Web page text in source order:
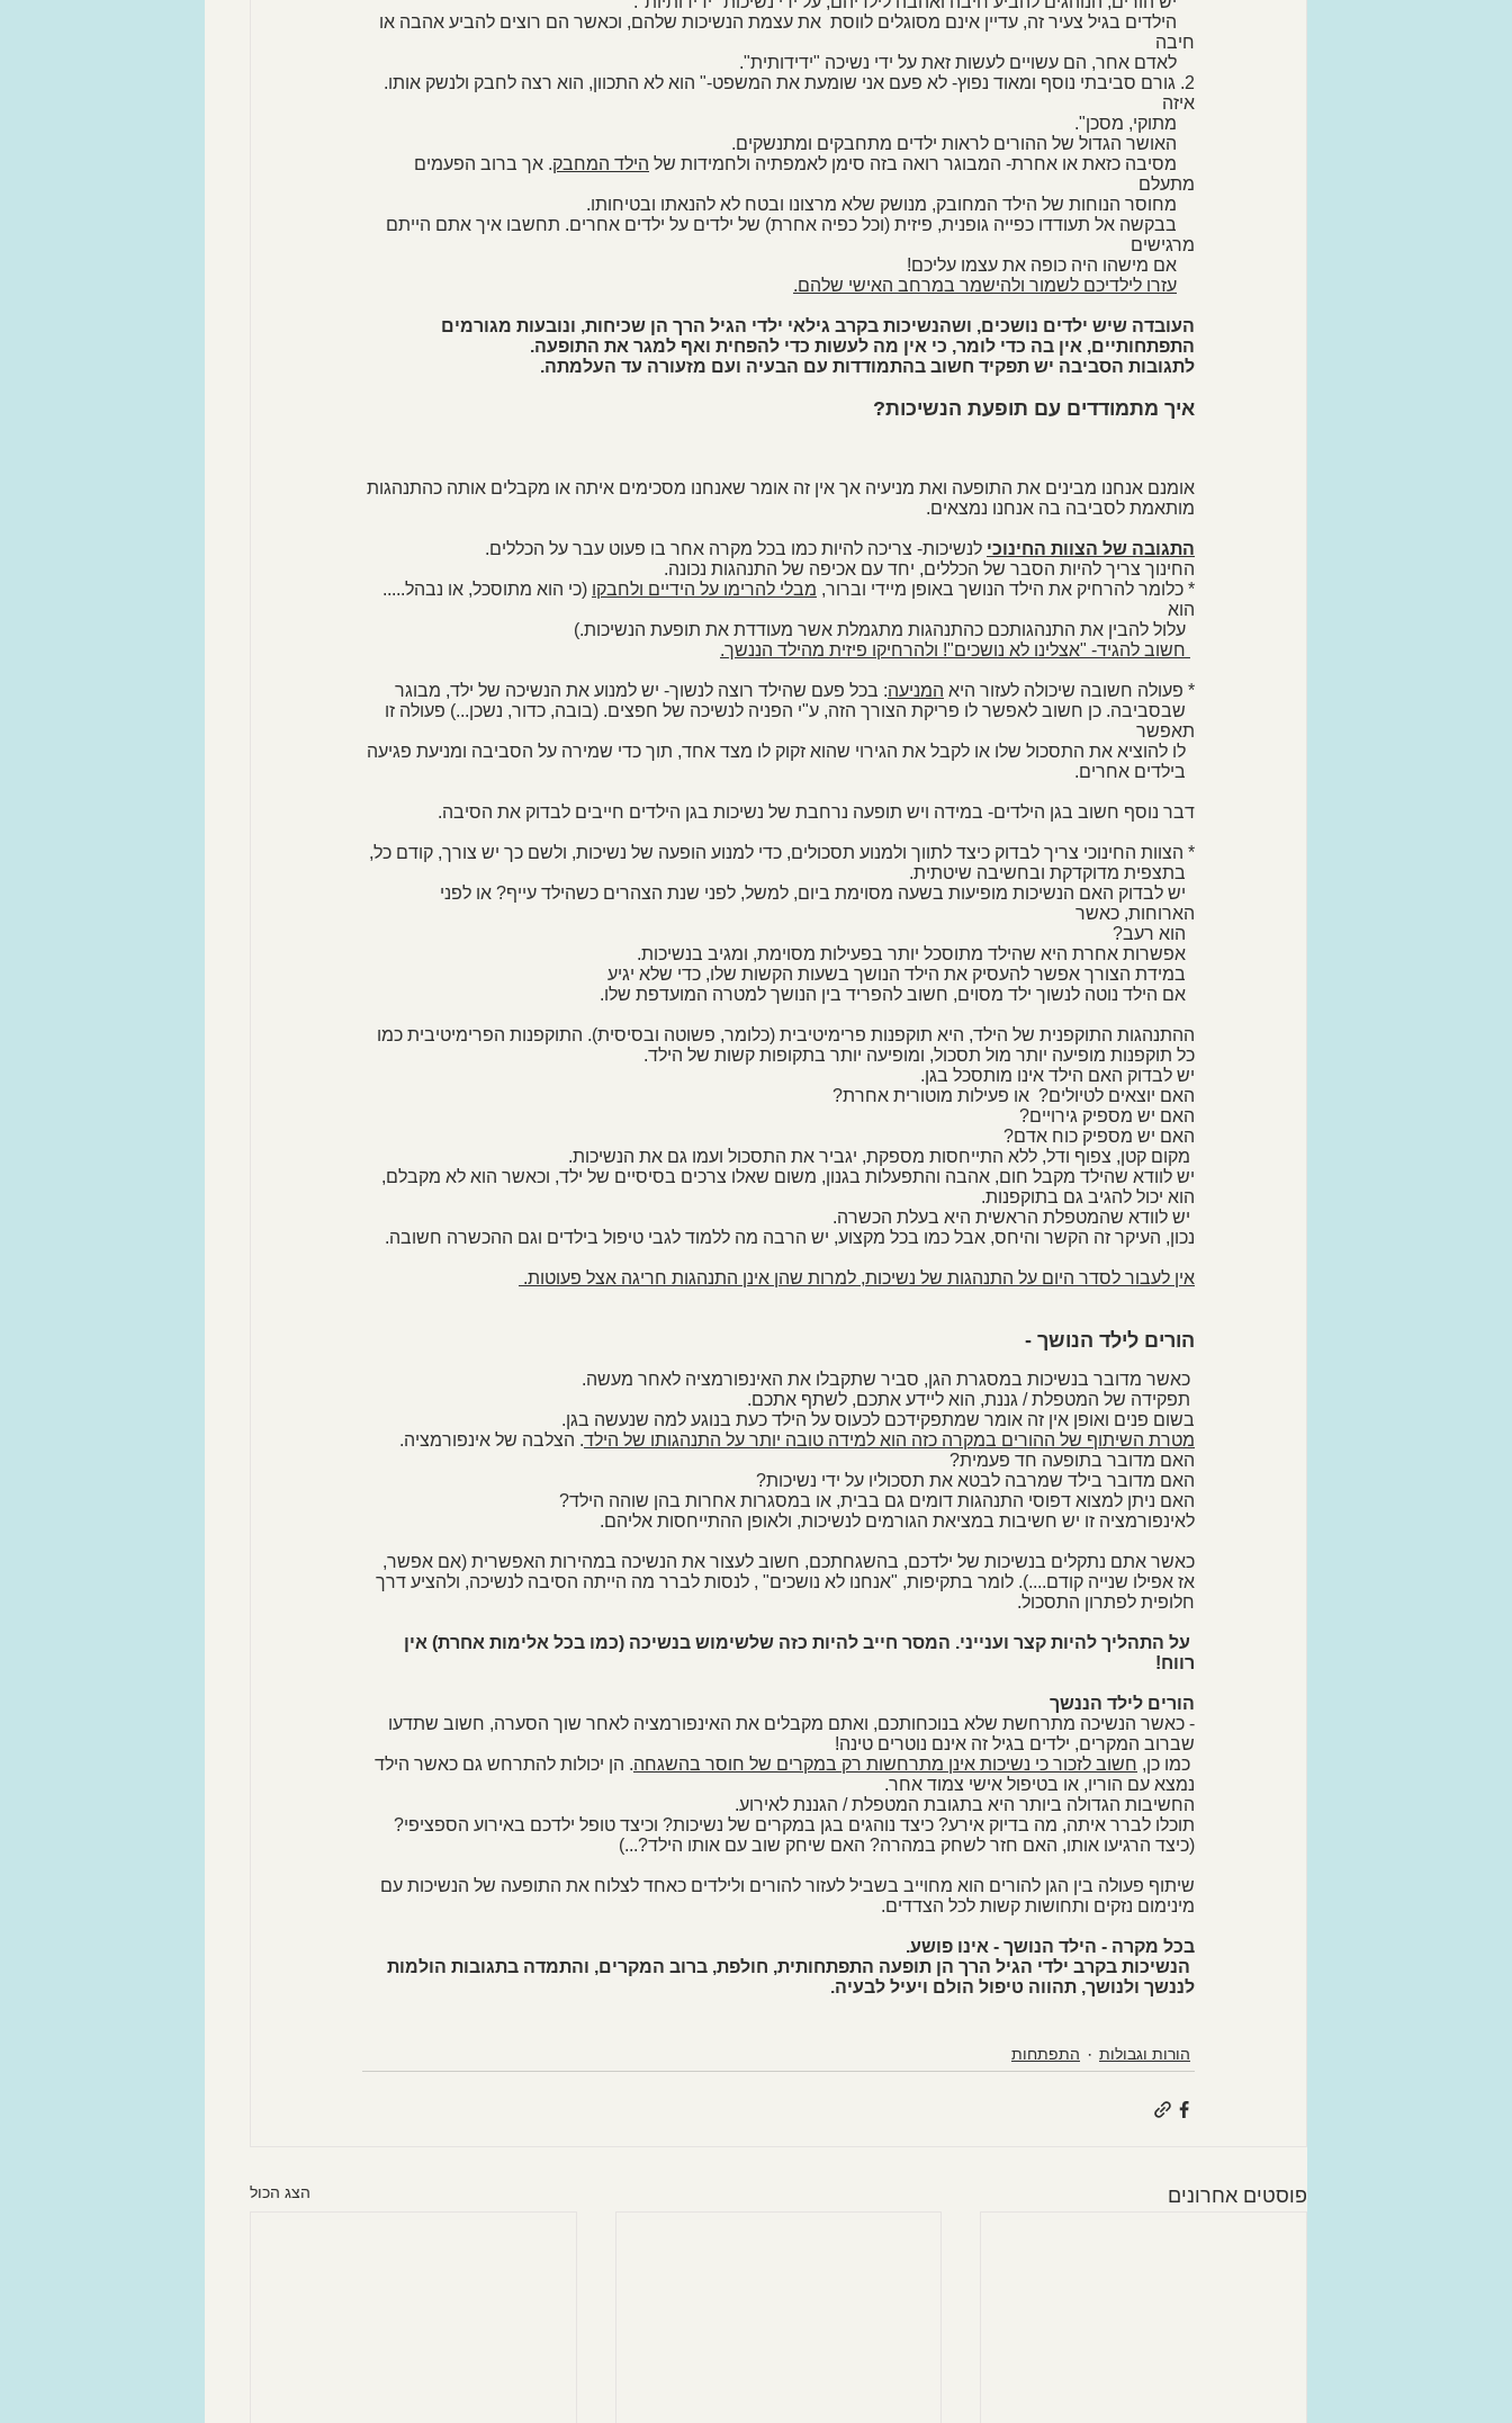
    הילדים בגיל צעיר זה, עדיין אינם מסוגלים לווסת  את עצמת הנשיכות שלהם, וכאשר הם רוצים להביע אהבה או
חיבה
2. גורם סביבתי נוסף ומאוד נפוץ- לא פעם אני שומעת את המשפט-" הוא לא התכוון, הוא רצה לחבק ולנשק אותו.
איזה
הילד המחבק. אך ברוב הפעמים
מתעלם
    בבקשה אל תעודדו כפייה גופנית, פיזית (וכל כפיה אחרת) של ילדים על ילדים אחרים. תחשבו איך אתם הייתם
מרגישים
עזרו לילדיכם לשמור ולהישמר במרחב האישי שלהם.
העובדה שיש ילדים נושכים, ושהנשיכות בקרב גילאי ילדי הגיל הרך הן שכיחות, ונובעות מגורמים
התפתחותיים, אין בה כדי לומר, כי אין מה לעשות כדי להפחית ואף למגר את התופעה.
לתגובות הסביבה יש תפקיד חשוב בהתמודדות עם הבעיה ועם מזעורה עד העלמתה.
איך מתמודדים עם תופעת הנשיכות?
אומנם אנחנו מבינים את התופעה ואת מניעיה אך אין זה אומר שאנחנו מסכימים איתה או מקבלים אותה כהתנהגות
מותאמת לסביבה בה אנחנו נמצאים.
התגובה של הצוות החינוכי לנשיכות- צריכה להיות כמו בכל מקרה אחר בו פעוט עבר על הכללים.
החינוך צריך להיות הסבר של הכללים, יחד עם אכיפה של התנהגות נכונה.
* כלומר להרחיק את הילד הנושך באופן מיידי וברור, מבלי להרימו על הידיים ולחבקו (כי הוא מתוסכל, או נבהל.....
הוא
חשוב להגיד- "אצלינו לא נושכים"! ולהרחיקו פיזית מהילד הננשך.
* פעולה חשובה שיכולה לעזור היא המניעה: בכל פעם שהילד רוצה לנשוך- יש למנוע את הנשיכה של ילד, מבוגר
  שבסביבה. כן חשוב לאפשר לו פריקת הצורך הזה, ע"י הפניה לנשיכה של חפצים. (בובה, כדור, נשכן...) פעולה זו
תאפשר
דבר נוסף חשוב בגן הילדים- במידה ויש תופעה נרחבת של נשיכות בגן הילדים חייבים לבדוק את הסיבה.
* הצוות החינוכי צריך לבדוק כיצד לתווך ולמנוע תסכולים, כדי למנוע הופעה של נשיכות, ולשם כך יש צורך, קודם כל,
  יש לבדוק האם הנשיכות מופיעות בשעה מסוימת ביום, למשל, לפני שנת הצהרים כשהילד עייף? או לפני
הארוחות, כאשר
ההתנהגות התוקפנית של הילד, היא תוקפנות פרימיטיבית (כלומר, פשוטה ובסיסית). התוקפנות הפרימיטיבית כמו
כל תוקפנות מופיעה יותר מול תסכול, ומופיעה יותר בתקופות קשות של הילד.
יש לבדוק האם הילד אינו מותסכל בגן.
האם יוצאים לטיולים?  או פעילות מוטורית אחרת?
האם יש מספיק גירויים?
האם יש מספיק כוח אדם?
יש לוודא שהילד מקבל חום, אהבה והתפעלות בגנון, משום שאלו צרכים בסיסיים של ילד, וכאשר הוא לא מקבלם,
הוא יכול להגיב גם בתוקפנות.
נכון, העיקר זה הקשר והיחס, אבל כמו בכל מקצוע, יש הרבה מה ללמוד לגבי טיפול בילדים וגם ההכשרה חשובה.
אין לעבור לסדר היום על התנהגות של נשיכות, למרות שהן אינן התנהגות חריגה אצל פעוטות.
הורים לילד הנושך -
בשום פנים ואופן אין זה אומר שמתפקידכם לכעוס על הילד כעת בנוגע למה שנעשה בגן.
מטרת השיתוף של ההורים במקרה כזה הוא למידה טובה יותר על התנהגותו של הילד. הצלבה של אינפורמציה.
האם מדובר בתופעה חד פעמית?
האם מדובר בילד שמרבה לבטא את תסכוליו על ידי נשיכות?
האם ניתן למצוא דפוסי התנהגות דומים גם בבית, או במסגרות אחרות בהן שוהה הילד?
לאינפורמציה זו יש חשיבות במציאת הגורמים לנשיכות, ולאופן ההתייחסות אליהם.
כאשר אתם נתקלים בנשיכות של ילדכם, בהשגחתכם, חשוב לעצור את הנשיכה במהירות האפשרית (אם אפשר,
אז אפילו שנייה קודם....). לומר בתקיפות, "אנחנו לא נושכים" , לנסות לברר מה הייתה הסיבה לנשיכה, ולהציע דרך
חלופית לפתרון התסכול.
על התהליך להיות קצר וענייני. המסר חייב להיות כזה שלשימוש בנשיכה (כמו בכל אלימות אחרת) אין
רווח!
הורים לילד הננשך
- כאשר הנשיכה מתרחשת שלא בנוכחותכם, ואתם מקבלים את האינפורמציה לאחר שוך הסערה, חשוב שתדעו
שברוב המקרים, ילדים בגיל זה אינם נוטרים טינה!
חשוב לזכור כי נשיכות אינן מתרחשות רק במקרים של חוסר בהשגחה. הן יכולות להתרחש גם כאשר הילד
נמצא עם הוריו, או בטיפול אישי צמוד אחר.
החשיבות הגדולה ביותר היא בתגובת המטפלת / הגננת לאירוע.
תוכלו לברר איתה, מה בדיוק אירע? כיצד נוהגים בגן במקרים של נשיכות? וכיצד טופל ילדכם באירוע הספציפי?
(כיצד הרגיעו אותו, האם חזר לשחק במהרה? האם שיחק שוב עם אותו הילד?...)
שיתוף פעולה בין הגן להורים הוא מחוייב בשביל לעזור להורים ולילדים כאחד לצלוח את התופעה של הנשיכות עם
מינימום נזקים ותחושות קשות לכל הצדדים.
בכל מקרה - הילד הנושך - אינו פושע.
הנשיכות בקרב ילדי הגיל הרך הן תופעה התפתחותית, חולפת, ברוב המקרים, והתמדה בתגובות הולמות
לננשך ולנושך, תהווה טיפול הולם ויעיל לבעיה.
הורות וגבולות התפתחות
פוסטים אחרונים הצג הכול